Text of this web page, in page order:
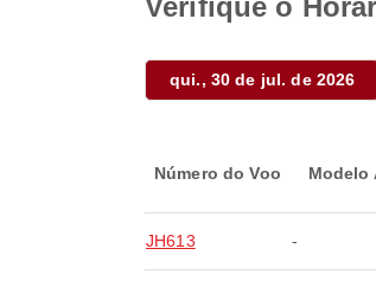
Verifique o
qui., 30 de jul. de 2026
Número do Voo Modelo
JH613 -